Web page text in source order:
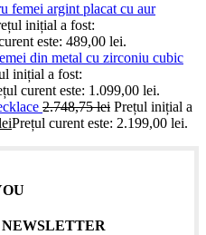
femei argint placat cu aur
inițial a fost:
este: 489,00 lei.
din metal cu zirconiu cubic
inițial a fost:
curent este: 1.099,00 lei.
2.748,75lei Prețul inițial a
Prețul curent este: 2.199,00 lei.